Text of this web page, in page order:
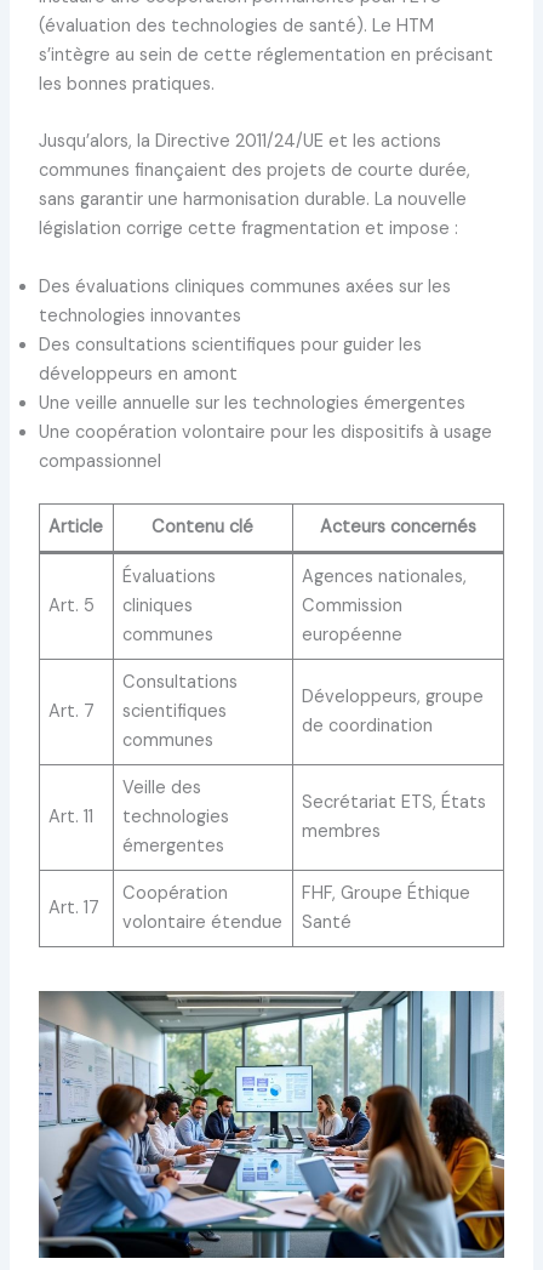
(évaluation des technologies de santé). Le HTM
s’intègre au sein de cette réglementation en précisant
les bonnes pratiques.
Jusqu’alors, la Directive 2011/24/UE et les actions
communes finançaient des projets de courte durée,
sans garantir une harmonisation durable. La nouvelle
législation corrige cette fragmentation et impose :
Des évaluations cliniques communes axées sur les
technologies innovantes
Des consultations scientifiques pour guider les
développeurs en amont
Une veille annuelle sur les technologies émergentes
Une coopération volontaire pour les dispositifs à usage
compassionnel
Article Contenu clé Acteurs concernés
Art. 5
Évaluations
cliniques
communes
Agences nationales,
Commission
européenne
Art. 7
Consultations
scientifiques
communes
Développeurs, groupe
de coordination
Art. 11
Veille des
technologies
émergentes
Secrétariat ETS, États
membres
Art. 17
Coopération
volontaire étendue
FHF, Groupe Éthique
Santé